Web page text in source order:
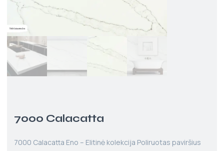
7000 Calacatta
7000 Calacatta Eno – Elitinė kolekcija Poliruotas paviršius